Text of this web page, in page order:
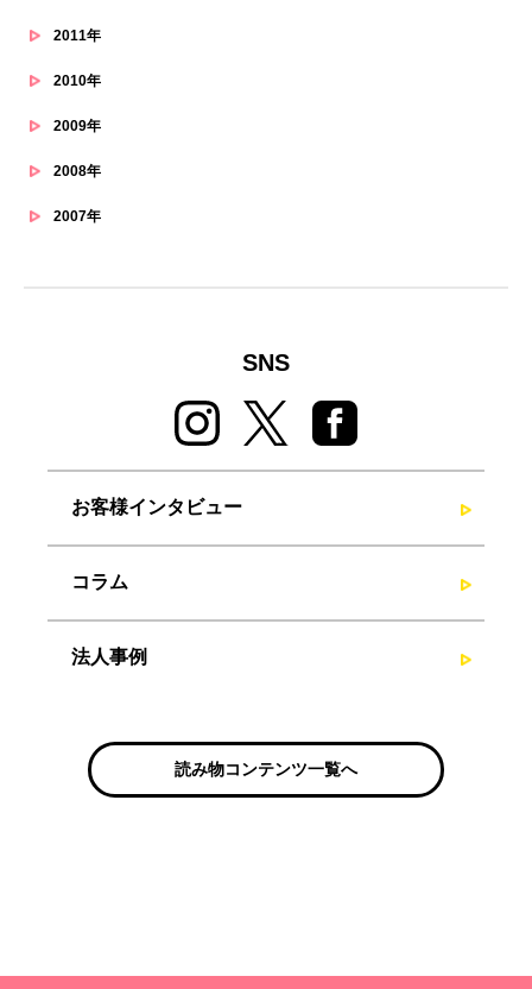
2011年
2010年
2009年
2008年
2007年
SNS
お客様インタビュー
コラム
法人事例
読み物コンテンツ一覧へ